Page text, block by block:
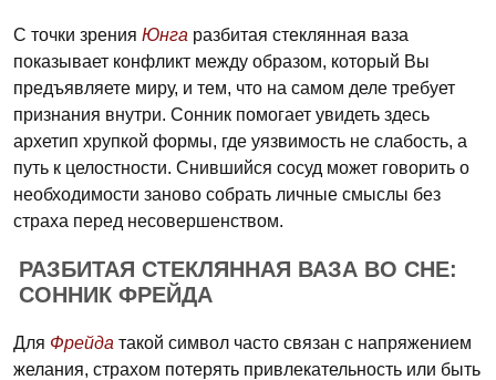
С точки зрения Юнга разбитая стеклянная ваза
показывает конфликт между образом, который Вы
предъявляете миру, и тем, что на самом деле требует
признания внутри. Сонник помогает увидеть здесь
архетип хрупкой формы, где уязвимость не слабость, а
путь к целостности. Снившийся сосуд может говорить о
необходимости заново собрать личные смыслы без
страха перед несовершенством.
РАЗБИТАЯ СТЕКЛЯННАЯ ВАЗА ВО СНЕ:
СОННИК ФРЕЙДА
Для Фрейда такой символ часто связан с напряжением
желания, страхом потерять привлекательность или быть